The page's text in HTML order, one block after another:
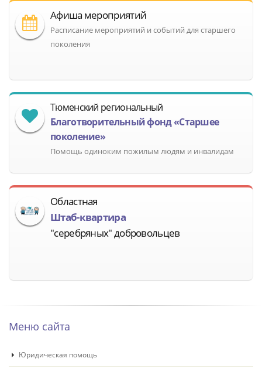
Афиша мероприятий
Расписание мероприятий и событий для старшего
поколения
Тюменский региональный
Благотворительный фонд «Старшее
поколение»
Помощь одиноким пожилым людям и инвалидам
Областная
Штаб-квартира
"серебряных" добровольцев
Меню сайта
Юридическая помощь